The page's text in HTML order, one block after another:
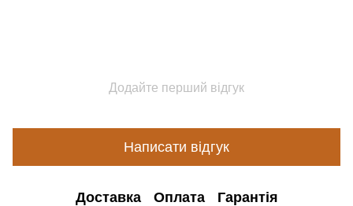
Додайте перший відгук
Написати відгук
Доставка Оплата Гарантія